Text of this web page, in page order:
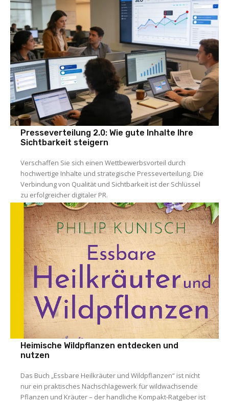
Presseverteilung 2.0: Wie gute Inhalte Ihre
Sichtbarkeit steigern
Verschaffen Sie sich einen Wettbewerbsvorteil durch
hochwertige Inhalte und strategische Presseverteilung. Die
Verbindung von Qualität und Sichtbarkeit ist der Schlüssel
zu erfolgreicher digitaler PR.
Heimische Wildpflanzen entdecken und
nutzen
Das Buch „Essbare Heilkräuter und Wildpflanzen“ ist nicht
nur ein praktisches Nachschlagewerk für wildwachsende
Pflanzen und Kräuter – der handliche Kompakt-Ratgeber ist